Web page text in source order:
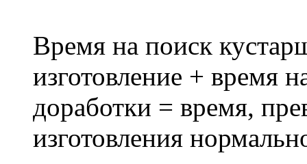
Время на поиск
изготовление + время
доработки = время,
изготовления